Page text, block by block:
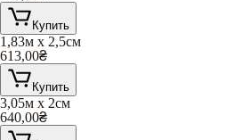
Купить
1,83м х 2,5см
613,00₴
Купить
3,05м х 2см
640,00₴